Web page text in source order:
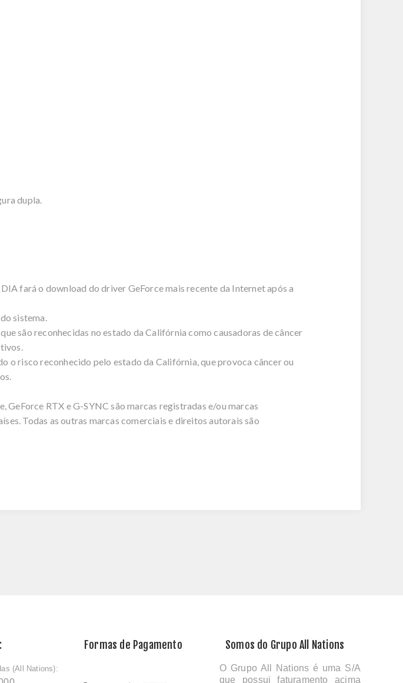
dupla.
fará o download do driver GeForce mais recente da Internet após a
sistema.
são reconhecidas no estado da Califórnia como causadoras de câncer
o risco reconhecido pelo estado da Califórnia, que provoca câncer ou
RTX e G-SYNC são marcas registradas e/ou marcas
Todas as outras marcas comerciais e direitos autorais são
(All Nations):
Formas de Pagamento Somos do Grupo All Nations
O Grupo All Nations é uma S/A
que possui faturamento acima